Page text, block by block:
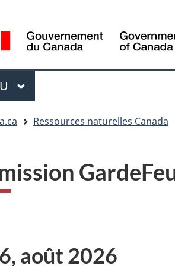
PRINCIPAL
Ressources naturelles Canada
6, août 2026